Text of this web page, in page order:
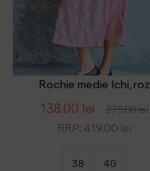
Rochie medie Ichi, roz
138.00 lei 275.00 lei
RRP: 419.00 lei
38 40